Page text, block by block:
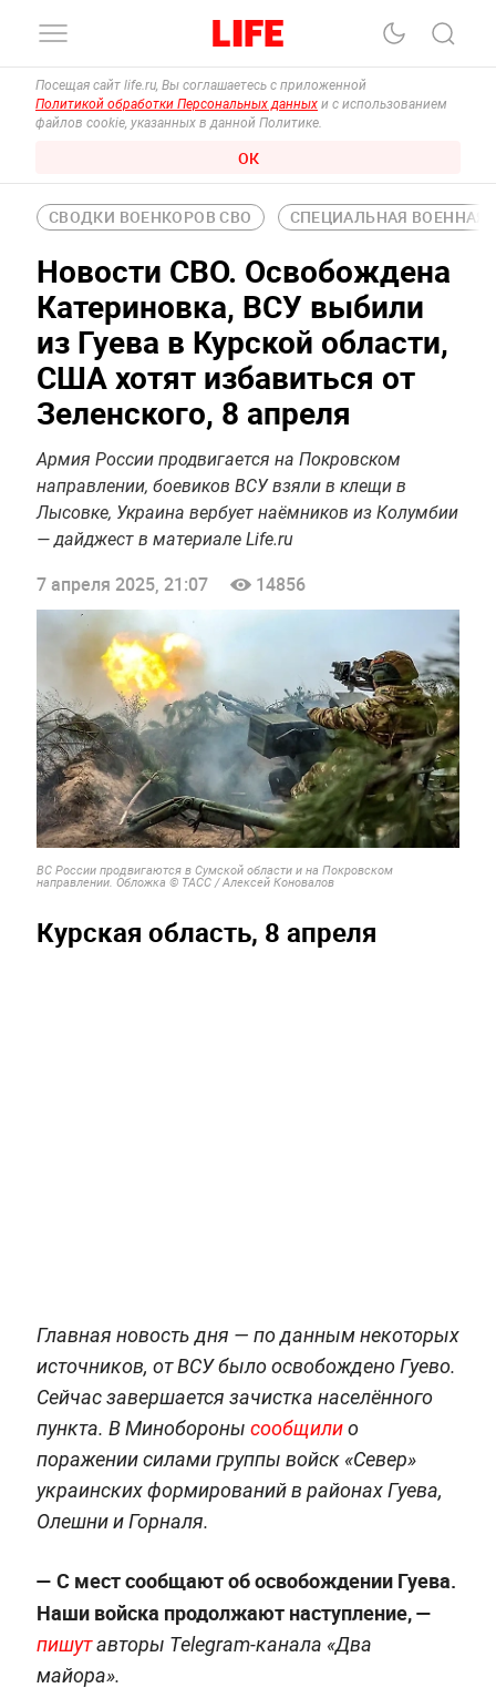
Посещая сайт life.ru, Вы соглашаетесь с приложенной
Политикой обработки Персональных данных и с использованием
файлов cookie, указанных в данной Политике.
ОК
СВОДКИ ВОЕНКОРОВ СВО СПЕЦИАЛЬНАЯ ВОЕННАЯ
Новости СВО. Освобождена
Катериновка, ВСУ выбили
из Гуева в Курской области,
США хотят избавиться от
Зеленского, 8 апреля
Армия России продвигается на Покровском
направлении, боевиков ВСУ взяли в клещи в
Лысовке, Украина вербует наёмников из Колумбии
— дайджест в материале Life.ru
7 апреля 2025, 21:07 14856
ВС России продвигаются в Сумской области и на Покровском
направлении. Обложка © ТАСС / Алексей Коновалов
Курская область, 8 апреля
Главная новость дня — по данным некоторых
источников, от ВСУ было освобождено Гуево.
Сейчас завершается зачистка населённого
пункта. В Минобороны сообщилио
поражении силами группы войск «Север»
украинских формирований в районах Гуева,
Олешни и Горналя.
— С мест сообщают об освобождении Гуева.
Наши войска продолжают наступление, —
пишутавторы Telegram-канала «Два
майора».